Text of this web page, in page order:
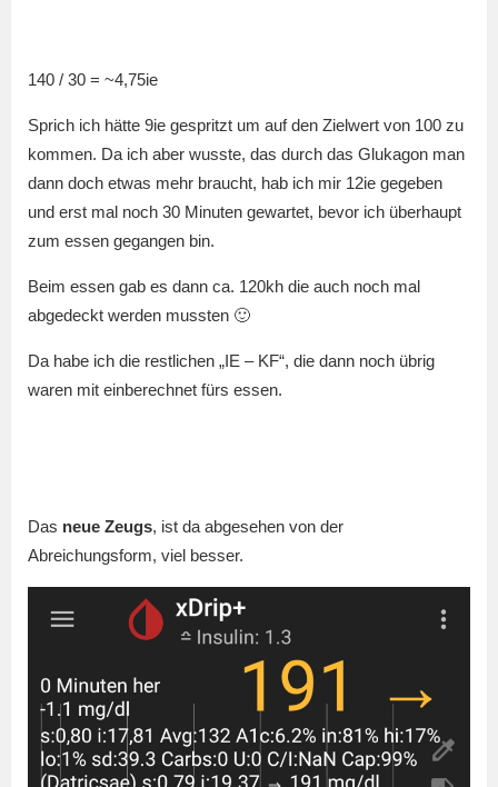
140 / 30 = ~4,75ie
Sprich ich hätte 9ie gespritzt um auf den Zielwert von 100 zu
kommen. Da ich aber wusste, das durch das Glukagon man
dann doch etwas mehr braucht, hab ich mir 12ie gegeben
und erst mal noch 30 Minuten gewartet, bevor ich überhaupt
zum essen gegangen bin.
Beim essen gab es dann ca. 120kh die auch noch mal
abgedeckt werden mussten 🙂
Da habe ich die restlichen „IE – KF“, die dann noch übrig
waren mit einberechnet fürs essen.
Das neue Zeugs, ist da abgesehen von der
Abreichungsform, viel besser.